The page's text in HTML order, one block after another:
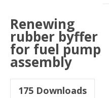
Renewing
rubber byffer
for fuel pump
assembly
175 Downloads